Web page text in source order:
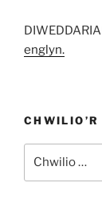
englyn.
am: